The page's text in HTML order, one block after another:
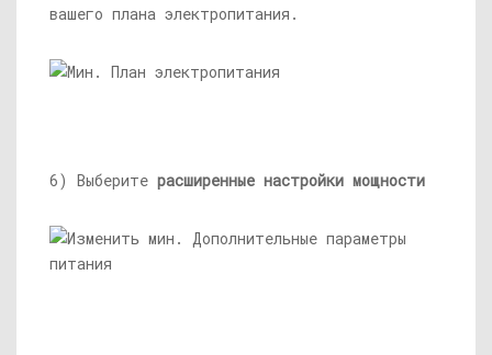
вашего плана электропитания.
6) Выберите расширенные настройки мощности